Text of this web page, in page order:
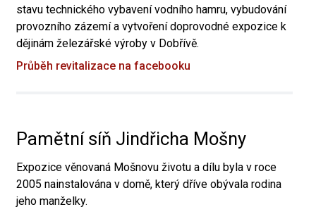
stavu technického vybavení vodního hamru, vybudování
provozního zázemí a vytvoření doprovodné expozice k
dějinám železářské výroby v Dobřívě.
Průběh revitalizace na facebooku
Pamětní síň Jindřicha Mošny
Expozice věnovaná Mošnovu životu a dílu byla v roce
2005 nainstalována v domě, který dříve obývala rodina
jeho manželky.